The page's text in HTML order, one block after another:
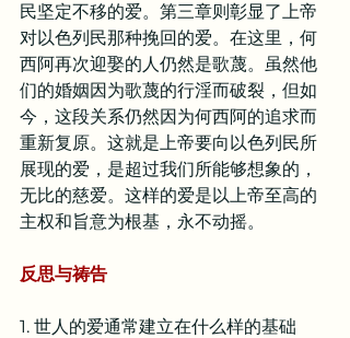
民坚定不移的爱。第三章则彰显了上帝
对以色列民那种挽回的爱。在这里，何
西阿再次迎娶的人仍然是歌蔑。虽然他
们的婚姻因为歌蔑的行淫而破裂，但如
今，这段关系仍然因为何西阿的追求而
重新复原。这就是上帝要向以色列民所
展现的爱，是超过我们所能够想象的，
无比的慈爱。这样的爱是以上帝至高的
主权和旨意为根基，永不动摇。
反思与祷告
1. 世人的爱通常建立在什么样的基础